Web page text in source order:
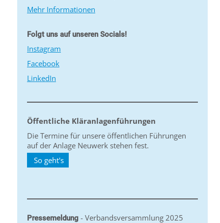
Mehr Informationen
Folgt uns auf unseren Socials!
Instagram
Facebook
LinkedIn
Öffentliche Kläranlagenführungen
Die Termine für unsere öffentlichen Führungen
auf der Anlage Neuwerk stehen fest.
So geht's
Pressemeldung - Verbandsversammlung 2025